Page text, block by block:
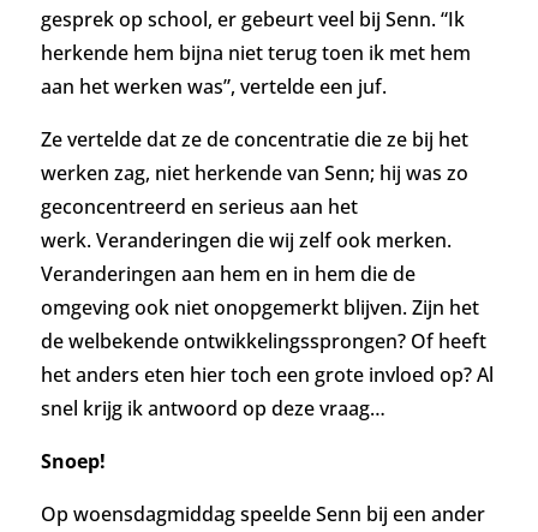
gesprek op school, er gebeurt veel bij Senn. “Ik
herkende hem bijna niet terug toen ik met hem
aan het werken was”, vertelde een juf.
Ze vertelde dat ze de concentratie die ze bij het
werken zag, niet herkende van Senn; hij was zo
geconcentreerd en serieus aan het
werk.Veranderingen die wij zelf ook merken.
Veranderingen aan hem en in hem die de
omgeving ook niet onopgemerkt blijven. Zijn het
de welbekende ontwikkelingssprongen? Of heeft
het anders eten hier toch een grote invloed op? Al
snel krijg ik antwoord op deze vraag…
Snoep!
Op woensdagmiddag speelde Senn bij een ander